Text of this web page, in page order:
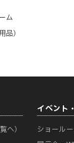
ム
）
へ）
イベント
ショール